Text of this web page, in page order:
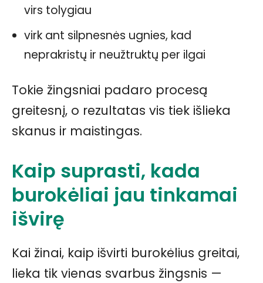
virs tolygiau
virk ant silpnesnės ugnies, kad
neprakristų ir neužtruktų per ilgai
Tokie žingsniai padaro procesą
greitesnį, o rezultatas vis tiek išlieka
skanus ir maistingas.
Kaip suprasti, kada
burokėliai jau tinkamai
išvirę
Kai žinai, kaip išvirti burokėlius greitai,
lieka tik vienas svarbus žingsnis —